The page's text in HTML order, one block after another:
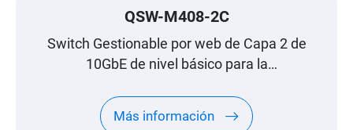
QSW-M408-2C
Switch Gestionable por web de Capa 2 de
10GbE de nivel básico para la
Más información